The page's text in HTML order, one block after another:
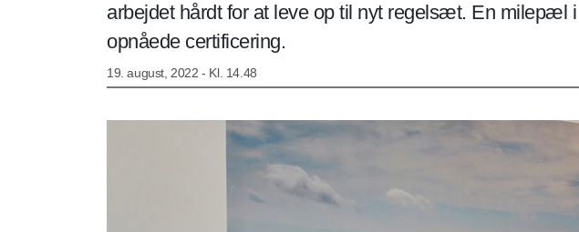
arbejdet hårdt for at leve op til nyt regelsæt. En milepæl
opnåede certificering.
19. august, 2022 - Kl. 14.48